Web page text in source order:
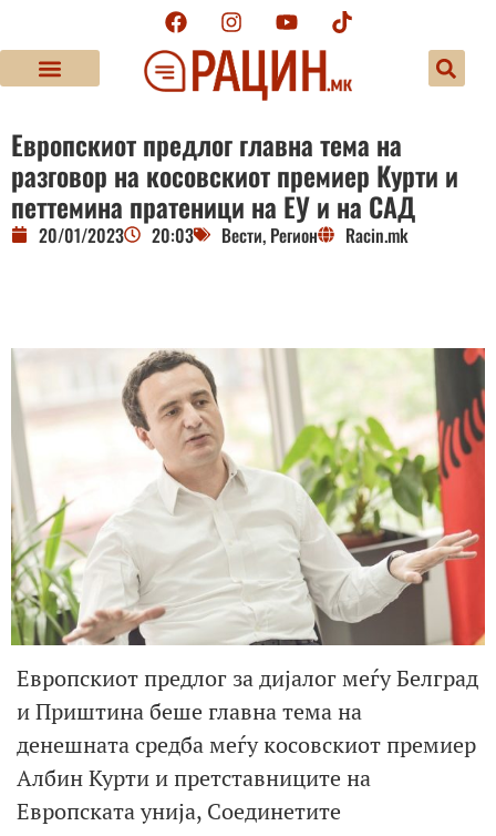
Европскиот предлог главна тема на
разговор на косовскиот премиер Курти и
петтемина пратеници на ЕУ и на САД
20/01/2023 20:03 Вести, Регион Racin.mk
Европскиот предлог за дијалог меѓу Белград
и Приштина беше главна тема на
денешната средба меѓу косовскиот премиер
Албин Курти и претставниците на
Европската унија, Соединетите